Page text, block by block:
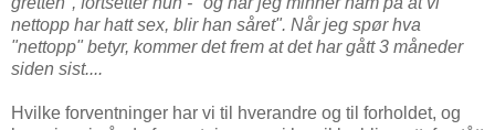
nettopp har hatt sex, blir han såret". Når jeg spør hva
"nettopp" betyr, kommer det frem at det har gått 3 måneder
siden sist....
Hvilke forventninger har vi til hverandre og til forholdet, og